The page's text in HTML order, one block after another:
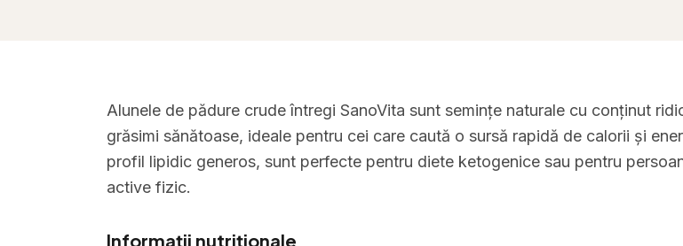
Alunele de pădure crude întregi SanoVita sunt semințe naturale cu conținut
grăsimi sănătoase, ideale pentru cei care caută o sursă rapidă de calorii și
profil lipidic generos, sunt perfecte pentru diete ketogenice sau pentru
active fizic.
Informații nutriționale